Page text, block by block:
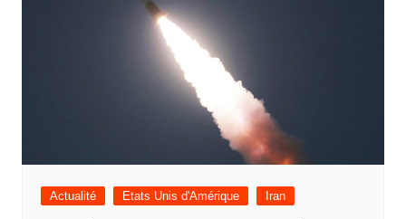
Actualité Etats Unis d'Amérique Iran